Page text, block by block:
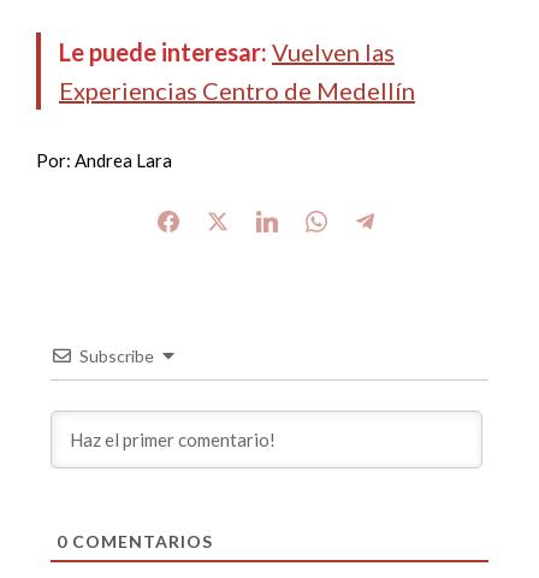
Le puede interesar: Vuelven las
Experiencias Centro de Medellín
Por: Andrea Lara
Subscribe
0COMENTARIOS